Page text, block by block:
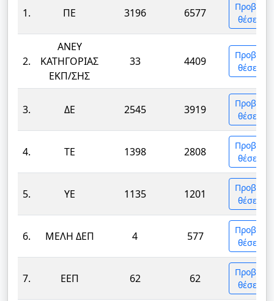
1. ΠΕ 3196 6577
Προβολή
θέσεων
2.
ΑΝΕΥ
ΚΑΤΗΓΟΡΙΑΣ
ΕΚΠ/ΣΗΣ
33 4409
Προβολή
θέσεων
3. ΔΕ 2545 3919
Προβολή
θέσεων
4. ΤΕ 1398 2808
Προβολή
θέσεων
5. ΥΕ 1135 1201
Προβολή
θέσεων
6. ΜΕΛΗ ΔΕΠ 4 577
Προβολή
θέσεων
7. ΕΕΠ 62 62
Προβολή
θέσεων